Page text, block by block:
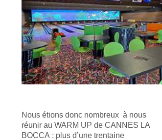
Nous étions donc nombreux à nous
réunir au WARM UP de CANNES LA
BOCCA : plus d’une trentaine